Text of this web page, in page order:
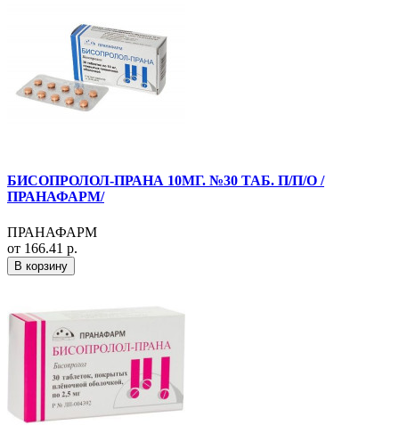
БИСОПРОЛОЛ-ПРАНА 10МГ. №30 ТАБ. П/П/О /
ПРАНАФАРМ/
ПРАНАФАРМ
от 166.41 р.
В корзину